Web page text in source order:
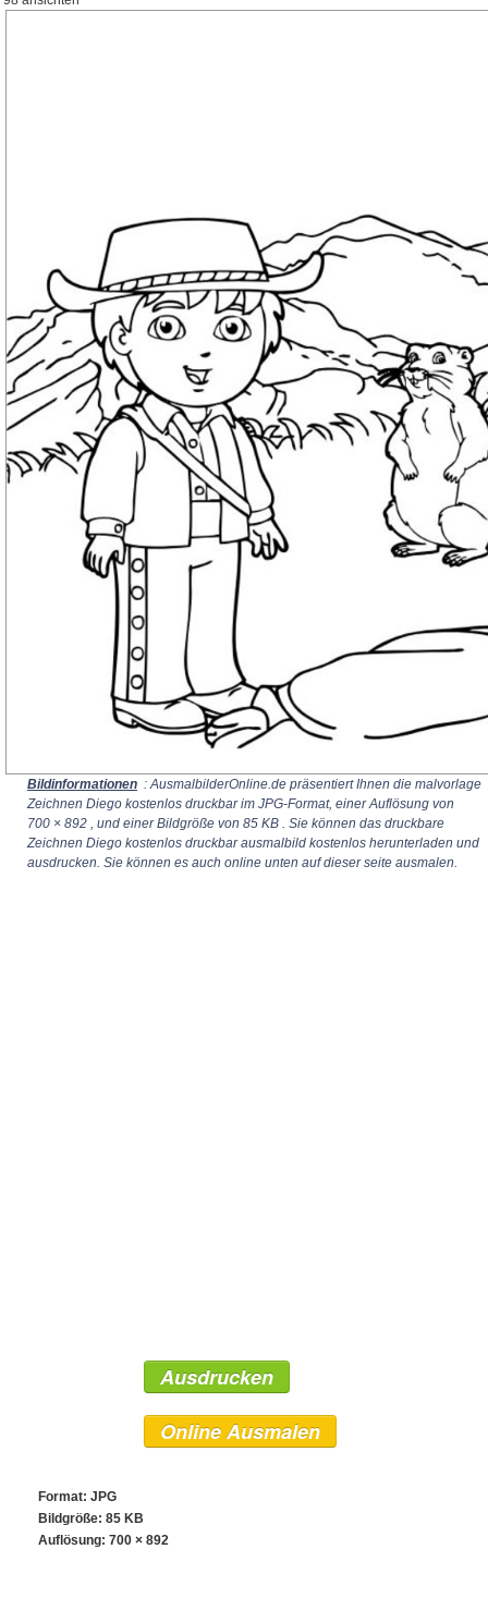
Bildinformationen : AusmalbilderOnline.de präsentiert Ihnen die malvorlage
Zeichnen Diego kostenlos druckbar im JPG-Format, einer Auflösung von
700 × 892 , und einer Bildgröße von 85 KB . Sie können das druckbare
Zeichnen Diego kostenlos druckbar ausmalbild kostenlos herunterladen und
ausdrucken. Sie können es auch online unten auf dieser seite ausmalen.
Ausdrucken
Online Ausmalen
Format: JPG
Bildgröße: 85 KB
Auflösung: 700 × 892